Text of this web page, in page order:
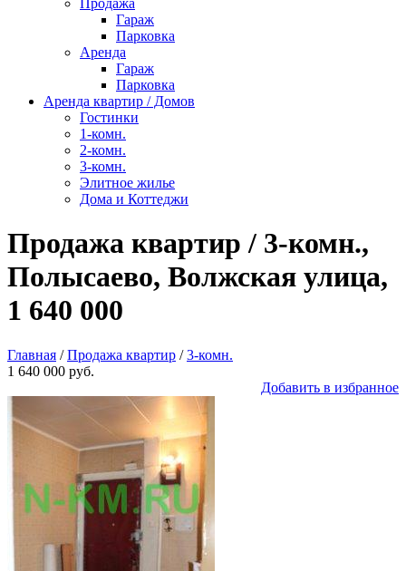
Гараж
Парковка
Аренда
Гараж
Парковка
Аренда квартир / Домов
Гостинки
1-комн.
2-комн.
3-комн.
Элитное жилье
Дома и Коттеджи
Продажа квартир / 3-комн.,
Полысаево, Волжская улица,
1 640 000
Главная /Продажа квартир /3-комн.
1 640 000 руб.
Добавить в избранное